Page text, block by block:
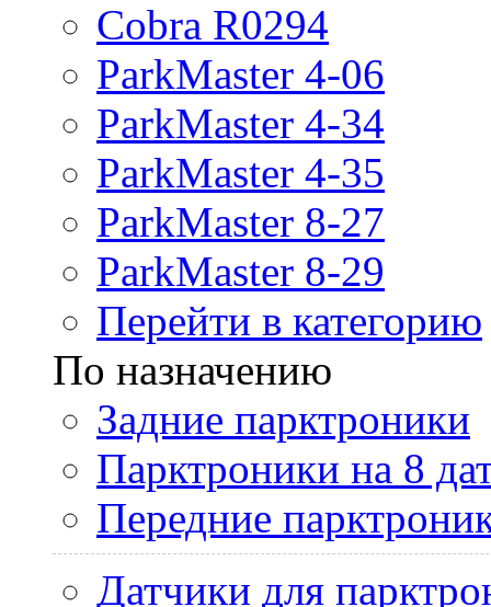
Cobra R0294
ParkMaster 4-06
ParkMaster 4-34
ParkMaster 4-35
ParkMaster 8-27
ParkMaster 8-29
Перейти в категорию
По назначению
Задние парктроники
Парктроники на 8
Передние
Датчики для